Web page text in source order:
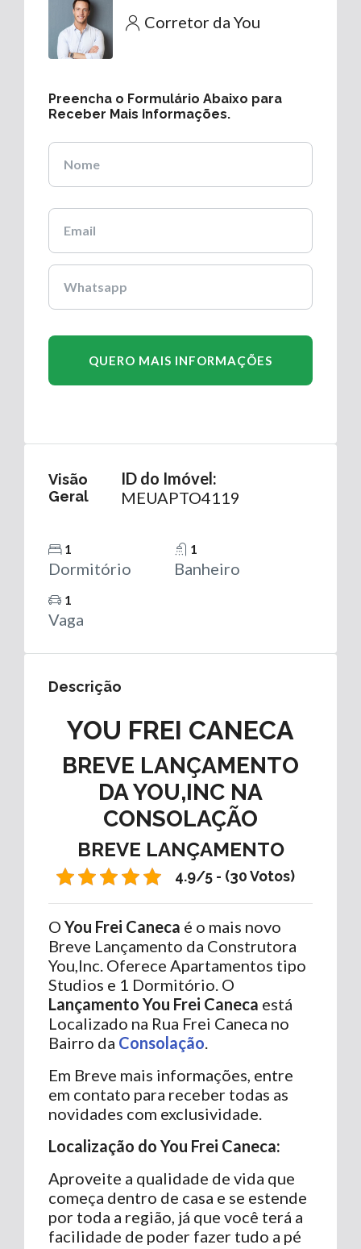
Corretor da You
Preencha o Formulário Abaixo para
Receber Mais Informações.
Nome
Visão
Geral
ID do Imóvel:
MEUAPTO4119
1
Dormitório
1
Banheiro
1
Vaga
Descrição
YOU FREI CANECA
BREVE LANÇAMENTO
DA YOU,INC NA
CONSOLAÇÃO
BREVE LANÇAMENTO
4.9/5 - (30 Votos)
O You Frei Caneca é o mais novo
Breve Lançamento da Construtora
You,Inc. Oferece Apartamentos tipo
Studios e 1 Dormitório. O
Lançamento You Frei Caneca está
Localizado na Rua Frei Caneca no
Bairro da Consolação
Em Breve mais informações, entre
em contato para receber todas as
novidades com exclusividade.
Localização do You Frei Caneca:
Aproveite a qualidade de vida que
começa dentro de casa e se estende
por toda a região, já que você terá a
facilidade de poder fazer tudo a pé